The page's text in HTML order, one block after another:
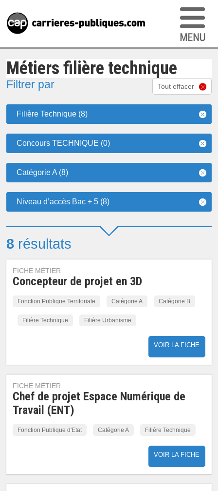
Métiers filière technique
Filtrer par Tout effacer
Filière Technique (8)
Concours TECHNIQUE (0)
Catégorie A (8)
Niveau d’accès Bac + 5 (8)
8 résultats
FICHE MÉTIER
Concepteur de projet en 3D
Fonction Publique Territoriale Catégorie A Catégorie B
Filière Technique Filière Urbanisme
VOIR LA FICHE
FICHE MÉTIER
Chef de projet Espace Numérique de
Travail (ENT)
Fonction Publique d'Etat Catégorie A Filière Technique
VOIR LA FICHE